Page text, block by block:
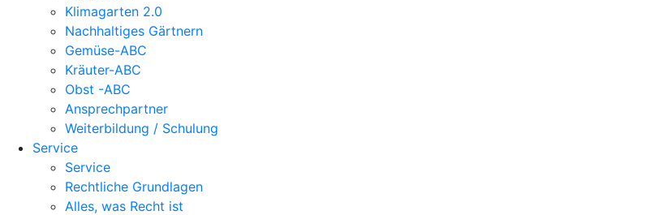
Klimagarten 2.0
Nachhaltiges Gärtnern
Gemüse-ABC
Kräuter-ABC
Obst -ABC
Ansprechpartner
Weiterbildung / Schulung
Service
Service
Rechtliche Grundlagen
Alles, was Recht ist